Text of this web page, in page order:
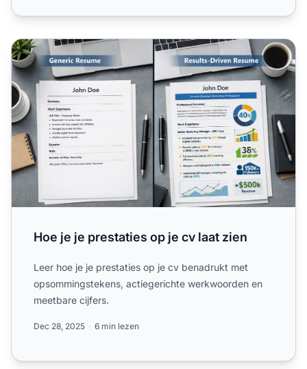
Hoe je je prestaties op je cv laat zien
Hoe je je prestaties op je cv laat zien
Leer hoe je je prestaties op je cv benadrukt met
opsommingstekens, actiegerichte werkwoorden en
meetbare cijfers.
Dec 28, 2025 6 min lezen